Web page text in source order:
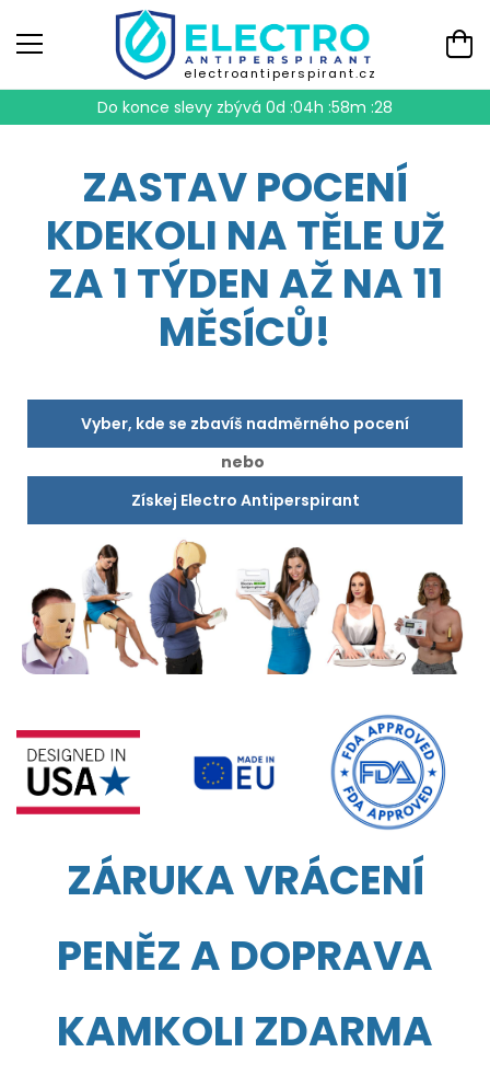
electroantiperspirant.cz
Do konce slevy zbývá 0d :04h :58m :27
ZASTAV POCENÍ
KDEKOLI NA TĚLE UŽ
ZA 1 TÝDEN AŽ NA 11
MĚSÍCŮ!
Vyber, kde se zbavíš nadměrného pocení
nebo
Získej Electro Antiperspirant
ZÁRUKA VRÁCENÍ
PENĚZ A DOPRAVA
KAMKOLI ZDARMA